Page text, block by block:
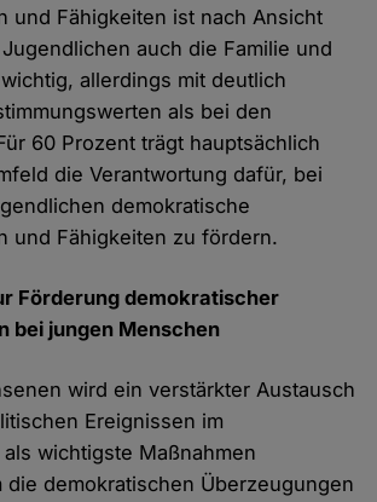
und Fähigkeiten ist nach Ansicht
auch die Familie und
allerdings mit deutlich
als bei den
60 Prozent trägt hauptsächlich
die Verantwortung dafür, bei
demokratische
und Fähigkeiten zu fördern.
Förderung demokratischer
bei jungen Menschen
wird ein verstärkter Austausch
Ereignissen im
wichtigste Maßnahmen
die demokratischen Überzeugungen